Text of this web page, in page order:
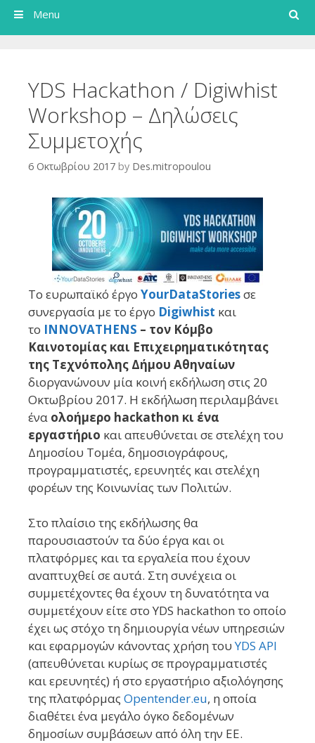
Search
Menu
YDS Hackathon / Digiwhist
Workshop – Δηλώσεις
Συμμετοχής
6 Οκτωβρίου 2017 by Des.mitropoulou
Το ευρωπαϊκό έργο YourDataStoriesσε
συνεργασία με το έργο Digiwhist και
το INNOVATHENS – τον Κόμβο
Καινοτομίας και Επιχειρηματικότητας
της Τεχνόπολης Δήμου Αθηναίων
διοργανώνουν μία κοινή εκδήλωση στις 20
Οκτωβρίου 2017. Η εκδήλωση περιλαμβάνει
ένα ολοήμερο hackathon κι ένα
εργαστήριο και απευθύνεται σε στελέχη του
Δημοσίου Τομέα, δημοσιογράφους,
προγραμματιστές, ερευνητές και στελέχη
φορέων της Κοινωνίας των Πολιτών.
Στο πλαίσιο της εκδήλωσης θα
παρουσιαστούν τα δύο έργα και οι
πλατφόρμες και τα εργαλεία που έχουν
αναπτυχθεί σε αυτά. Στη συνέχεια οι
συμμετέχοντες θα έχουν τη δυνατότητα να
συμμετέχουν είτε στο YDS hackathon το οποίο
έχει ως στόχο τη δημιουργία νέων υπηρεσιών
και εφαρμογών κάνοντας χρήση τουYDS API
(απευθύνεται κυρίως σε προγραμματιστές
και ερευνητές) ή στο εργαστήριο αξιολόγησης
της πλατφόρμας Opentender.eu, η οποία
διαθέτει ένα μεγάλο όγκο δεδομένων
δημοσίων συμβάσεων από όλη την ΕΕ.